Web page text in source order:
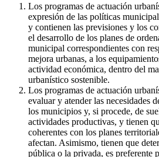
Los programas de actuación
expresión de las políticas
y contienen las previsiones y los
el desarrollo de los planes de
municipal correspondientes con
mejora urbanas, a los
actividad económica, dentro del
urbanístico sostenible.
Los programas de actuación
evaluar y atender las necesidades
los municipios y, si procede, de
actividades productivas, y tienen
coherentes con los planes
afectan. Asimismo, tienen que
pública o la privada, es preferente